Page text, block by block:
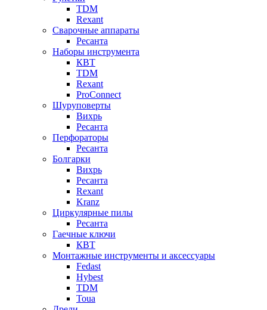
TDM
Rexant
Сварочные аппараты
Ресанта
Наборы инструмента
КВТ
TDM
Rexant
ProConnect
Шуруповерты
Вихрь
Ресанта
Перфораторы
Ресанта
Болгарки
Вихрь
Ресанта
Rexant
Kranz
Циркулярные пилы
Ресанта
Гаечные ключи
КВТ
Монтажные инструменты и аксессуары
Fedast
Hybest
TDM
Toua